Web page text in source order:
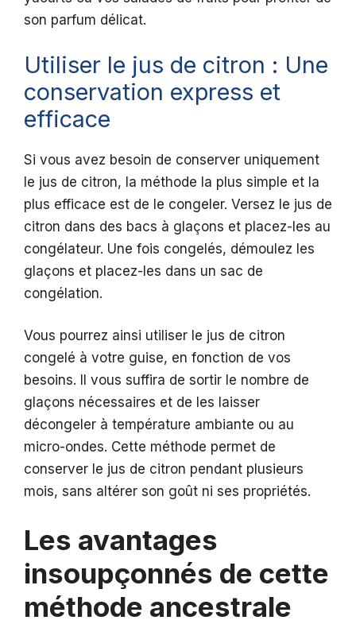
son parfum délicat.
Utiliser le jus de citron : Une
conservation express et
efficace
Si vous avez besoin de conserver uniquement
le jus de citron, la méthode la plus simple et la
plus efficace est de le congeler. Versez le jus de
citron dans des bacs à glaçons et placez-les au
congélateur. Une fois congelés, démoulez les
glaçons et placez-les dans un sac de
congélation.
Vous pourrez ainsi utiliser le jus de citron
congelé à votre guise, en fonction de vos
besoins. Il vous suffira de sortir le nombre de
glaçons nécessaires et de les laisser
décongeler à température ambiante ou au
micro-ondes. Cette méthode permet de
conserver le jus de citron pendant plusieurs
mois, sans altérer son goût ni ses propriétés.
Les avantages
insoupçonnés de cette
méthode ancestrale